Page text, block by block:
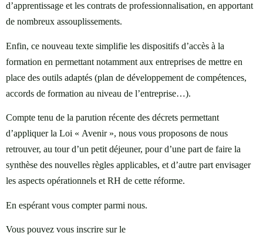
d’apprentissage et les contrats de professionnalisation, en apportant
de nombreux assouplissements.
Enfin, ce nouveau texte simplifie les dispositifs d’accès à la
formation en permettant notamment aux entreprises de mettre en
place des outils adaptés (plan de développement de compétences,
accords de formation au niveau de l’entreprise…).
Compte tenu de la parution récente des décrets permettant
d’appliquer la Loi « Avenir », nous vous proposons de nous
retrouver, au tour d’un petit déjeuner, pour d’une part de faire la
synthèse des nouvelles règles applicables, et d’autre part envisager
les aspects opérationnels et RH de cette réforme.
En espérant vous compter parmi nous.
Vous pouvez vous inscrire sur le